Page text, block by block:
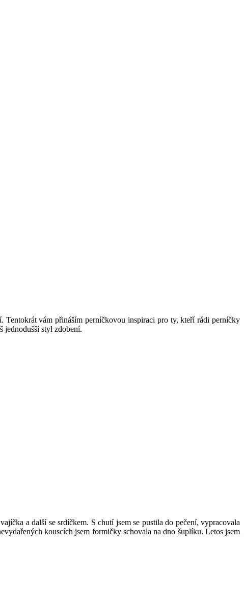
vám přináším perníčkovou inspiraci pro ty, kteří rádi perníčky
jednodušší styl zdobení.
a další se srdíčkem. S chutí jsem se pustila do pečení, vypracovala
kouscích jsem formičky schovala na dno šuplíku. Letos jsem